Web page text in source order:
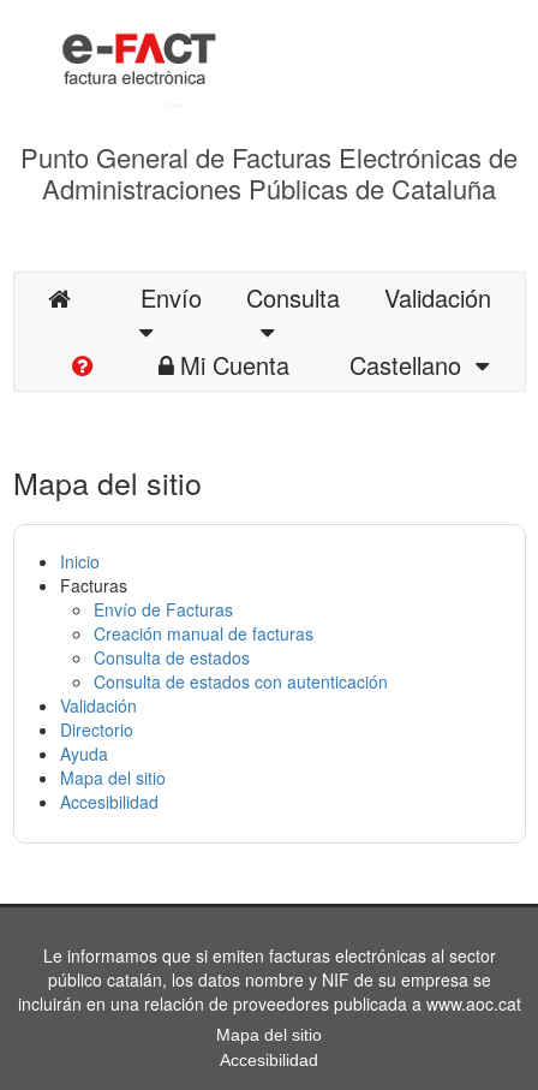
Punto General de Facturas Electrónicas de
Administraciones Públicas de Cataluña
Envío Consulta
Validación
Mi Cuenta
Castellano
Mapa del sitio
Inicio
Facturas
Envío de Facturas
Creación manual de facturas
Consulta de estados
Consulta de estados con autenticación
Validación
Directorio
Ayuda
Mapa del sitio
Accesibilidad
Le informamos que si emiten facturas electrónicas al sector
público catalán, los datos nombre y NIF de su empresa se
incluirán en una relación de proveedores publicada a www.aoc.cat
Mapa del sitio
Accesibilidad